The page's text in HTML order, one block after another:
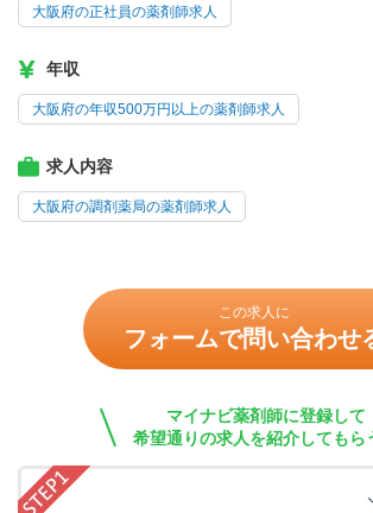
大阪府の正社員の薬剤師求人
年収
大阪府の年収500万円以上の薬剤師求人
求人内容
大阪府の調剤薬局の薬剤師求人
この求人に
フォームで問い合わせ
マイナビ薬剤師に登録して
希望通りの求人を紹介してもら